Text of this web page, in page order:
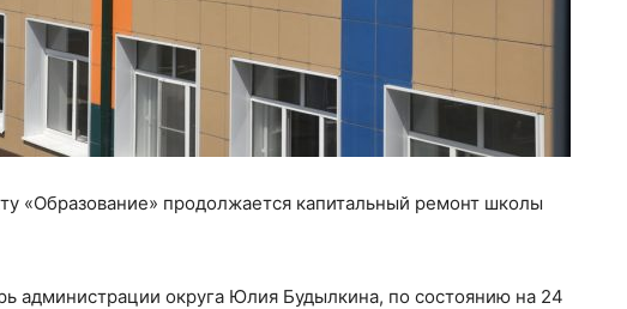
«Образование» продолжается капитальный ремонт школы
администрации округа Юлия Будылкина, по состоянию на 24